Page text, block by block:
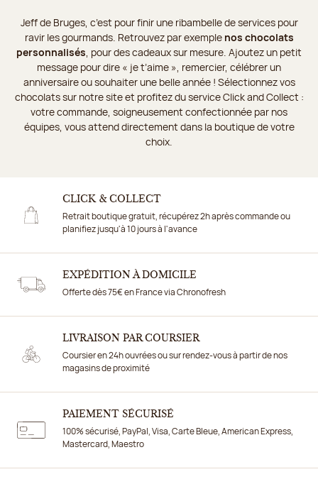
Jeff de Bruges, c’est pour finir une ribambelle de services pour
ravir les gourmands. Retrouvez par exemple nos chocolats
personnalisés , pour des cadeaux sur mesure. Ajoutez un petit
message pour dire « je t’aime », remercier, célébrer un
anniversaire ou souhaiter une belle année ! Sélectionnez vos
chocolats sur notre site et profitez du service Click and Collect :
votre commande, soigneusement confectionnée par nos
équipes, vous attend directement dans la boutique de votre
choix.
CLICK & COLLECT
Retrait boutique gratuit, récupérez 2h après commande ou
planifiez jusqu'à 10 jours à l'avance
EXPÉDITION À DOMICILE
Offerte dès 75€ en France via Chronofresh
LIVRAISON PAR COURSIER
Coursier en 24h ouvrées ou sur rendez-vous à partir de nos
magasins de proximité
PAIEMENT SÉCURISÉ
100% sécurisé, PayPal, Visa, Carte Bleue, American Express,
Mastercard, Maestro